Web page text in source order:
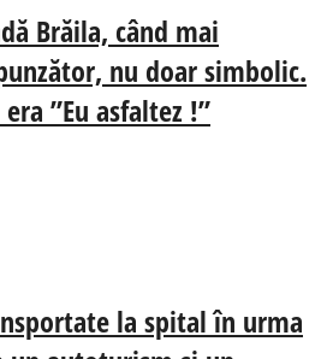
Brăila, când mai
nu doar simbolic.
”Eu asfaltez !”
la spital în urma